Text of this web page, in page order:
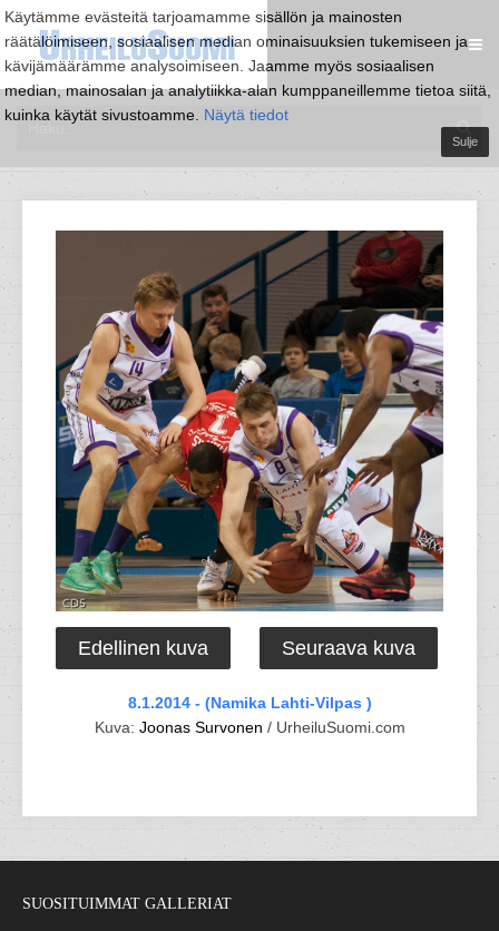
Käytämme evästeitä tarjoamamme sisällön ja mainosten
räätälöimiseen, sosiaalisen median ominaisuuksien tukemiseen ja
kävijämäärämme analysoimiseen. Jaamme myös sosiaalisen
median, mainosalan ja analytiikka-alan kumppaneillemme tietoa siitä,
kuinka käytät sivustoamme. Näytä tiedot
Sulje
Edellinen kuva Seuraava kuva
8.1.2014 - (Namika Lahti-Vilpas )
Kuva: Joonas Survonen / UrheiluSuomi.com
SUOSITUIMMAT GALLERIAT